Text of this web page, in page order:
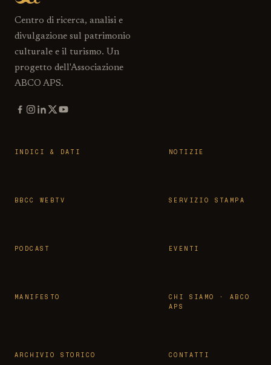
Centro di ricerca, analisi e
divulgazione sul patrimonio
culturale e il turismo. Un
progetto dell'Associazione
ABCO APS.
INDICI & DATI NOTIZIE
BBCC WEBTV SERVIZIO STAMPA
PODCAST EVENTI
MANIFESTO
CHI SIAMO · ABCO
APS
ARCHIVIO STORICO CONTATTI